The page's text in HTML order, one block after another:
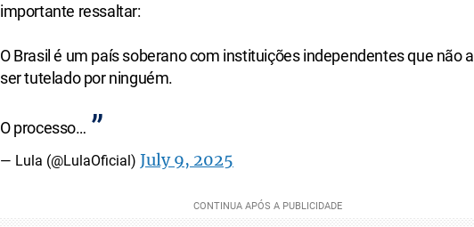
importante ressaltar:
O Brasil é um país soberano com instituições independentes que não
ser tutelado por ninguém.
O processo…
— Lula (@LulaOficial) July 9, 2025